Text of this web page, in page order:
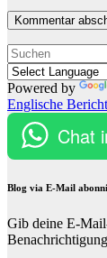
Powered by
Englische
Chat
Blog via E-Mail
Gib deine E-